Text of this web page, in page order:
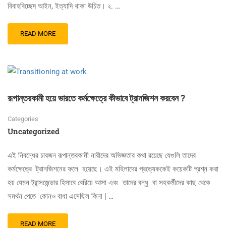
বিবাহবিচ্ছেদ আইন, ইত্যাদি থাকা উচিত। ২. …
READ MORE
রূপান্তরকামী হয়ে ভারতে কর্মক্ষেত্রে কীভাবে ট্রানজিশন করবেন ?
Categories
Uncategorized
এই নিবন্ধের চারজন রূপান্তরকামী নারীদের অভিজ্ঞতার কথা রয়েছে যেগুলি তাদের
কর্মক্ষেত্রে ট্রানজিশনের ফলে হয়েছে। এই মহিলাদের প্রত্যেককেই কয়েকটি প্রশ্ন করা
হয় যেমন ট্রান্সজেন্ডার হিসাবে বেরিয়ে আসা এবং তাদের বন্ধু বা সহকর্মীদের কাছ থেকে
সমর্থন পেতে কোনও বাধা এসেছিল কিনা | …
READ MORE